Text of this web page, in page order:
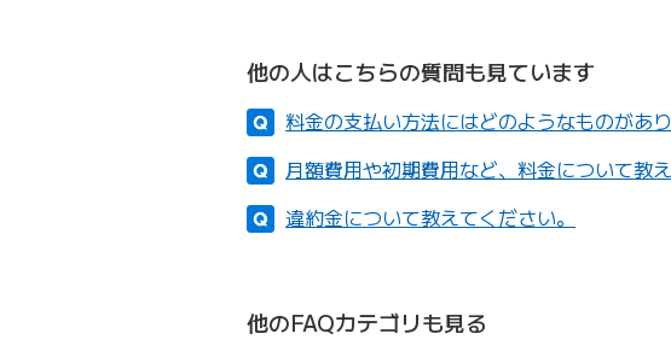
他の人はこちらの質問も見ています
料金の支払い方法にはどのようなものがあ
月額費用や初期費用など、料金について教え
違約金について教えてください。
他のFAQカテゴリも見る